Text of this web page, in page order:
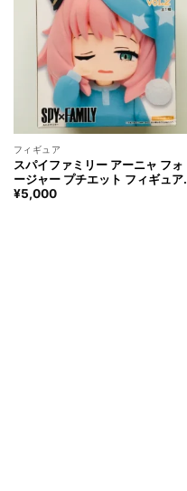
フィギュア
スパイファミリー アーニャ フォ
ージャー プチエット フィギュア
vol.2 SPY×FAMILY Anya Forger
¥5,000